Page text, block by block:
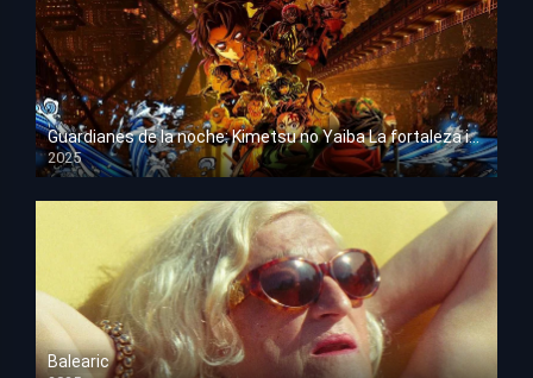
Guardianes de la noche: Kimetsu no Yaiba La fortaleza infinita
2025
HD 1080p
Balearic